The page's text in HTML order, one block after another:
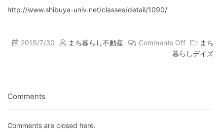
http://www.shibuya-univ.net/classes/detail/1090/
2015/7/30 まち暮らし不動産 Comments Off
まち
暮らしデイズ
Comments
Comments are closed here.